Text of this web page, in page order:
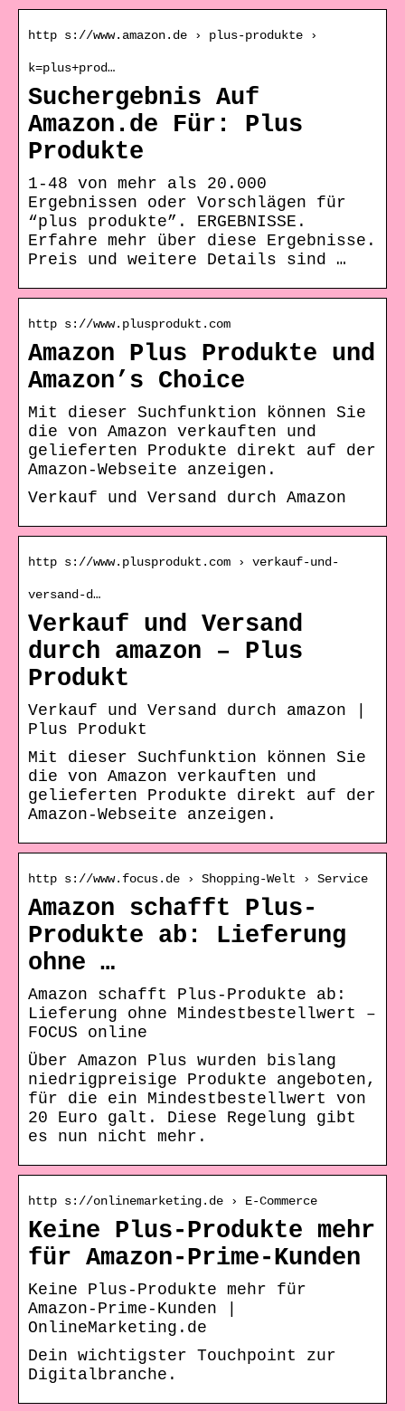
http s://www.amazon.de › plus-produkte ›
k=plus+prod…
Suchergebnis Auf
Amazon.de Für: Plus
Produkte
1-48 von mehr als 20.000
Ergebnissen oder Vorschlägen für
“plus produkte”. ERGEBNISSE.
Erfahre mehr über diese Ergebnisse.
Preis und weitere Details sind …
http s://www.plusprodukt.com
Amazon Plus Produkte und
Amazon’s Choice
Mit dieser Suchfunktion können Sie
die von Amazon verkauften und
gelieferten Produkte direkt auf der
Amazon-Webseite anzeigen.
Verkauf und Versand durch Amazon
http s://www.plusprodukt.com › verkauf-und-
versand-d…
Verkauf und Versand
durch amazon – Plus
Produkt
Verkauf und Versand durch amazon |
Plus Produkt
Mit dieser Suchfunktion können Sie
die von Amazon verkauften und
gelieferten Produkte direkt auf der
Amazon-Webseite anzeigen.
http s://www.focus.de › Shopping-Welt › Service
Amazon schafft Plus-
Produkte ab: Lieferung
ohne …
Amazon schafft Plus-Produkte ab:
Lieferung ohne Mindestbestellwert –
FOCUS online
Über Amazon Plus wurden bislang
niedrigpreisige Produkte angeboten,
für die ein Mindestbestellwert von
20 Euro galt. Diese Regelung gibt
es nun nicht mehr.
http s://onlinemarketing.de › E-Commerce
Keine Plus-Produkte mehr
für Amazon-Prime-Kunden
Keine Plus-Produkte mehr für
Amazon-Prime-Kunden |
OnlineMarketing.de
Dein wichtigster Touchpoint zur
Digitalbranche.